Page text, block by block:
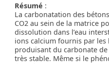
Résumé :
La carbonatation des
CO2 au sein de la matrice
dissolution dans l’eau
ions calcium fournis par les
produisant du carbonate
très stable. Même si le